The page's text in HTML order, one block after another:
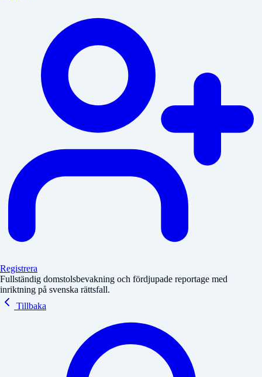
Registrera
Fullständig domstolsbevakning och fördjupade reportage med
inriktning på svenska rättsfall.
Tillbaka